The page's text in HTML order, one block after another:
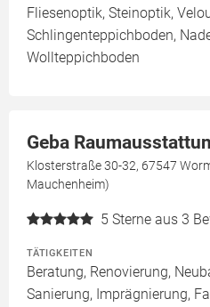
Fliesenoptik, Steinoptik,
Schlingenteppichboden,
Wollteppichboden
Geba
Klosterstraße 30-32, 67547
Mauchenheim)
5 Sterne aus 3
TÄTIGKEITEN
Beratung, Renovierung,
Sanierung, Imprägnierung,